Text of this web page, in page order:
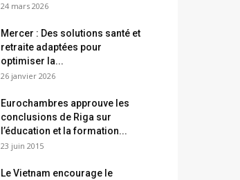
24 mars 2026
Mercer : Des solutions santé et
retraite adaptées pour
optimiser la...
26 janvier 2026
Eurochambres approuve les
conclusions de Riga sur
l’éducation et la formation...
23 juin 2015
Le Vietnam encourage le